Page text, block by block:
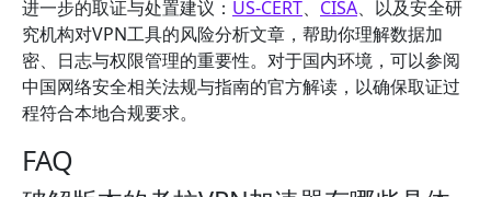
进一步的取证与处置建议： US-CERT、 CISA、以及安全研
究机构对VPN工具的风险分析文章，帮助你理解数据加
密、日志与权限管理的重要性。对于国内环境，可以参阅
中国网络安全相关法规与指南的官方解读，以确保取证过
程符合本地合规要求。
FAQ